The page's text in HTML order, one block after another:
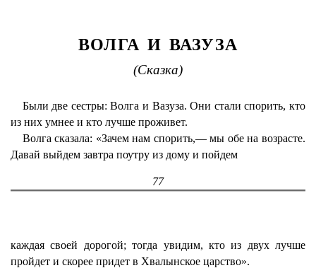
ВОЛГА И ВАЗУЗА
(Сказка)
Были две сестры: Волга и Вазуза. Они стали спорить, кто
из них умнее и кто лучше проживет.
Волга сказала: «Зачем нам спорить,— мы обе на возрасте.
Давай выйдем завтра поутру из дому и пойдем
77
каждая своей дорогой; тогда увидим, кто из двух лучше
пройдет и скорее придет в Хвалынское царство».